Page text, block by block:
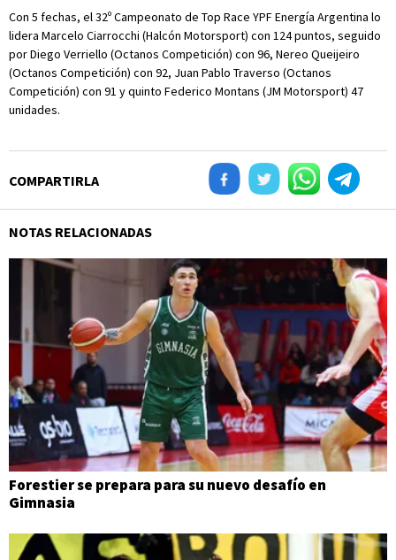
Con 5 fechas, el 32º Campeonato de Top Race YPF Energía Argentina lo
lidera Marcelo Ciarrocchi (Halcón Motorsport) con 124 puntos, seguido
por Diego Verriello (Octanos Competición) con 96, Nereo Queijeiro
(Octanos Competición) con 92, Juan Pablo Traverso (Octanos
Competición) con 91 y quinto Federico Montans (JM Motorsport) 47
unidades.
COMPARTIRLA
NOTAS RELACIONADAS
Forestier se prepara para su nuevo desafío en
Gimnasia